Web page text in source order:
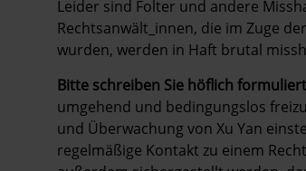
Leider sind Folter und andere
Rechtsanwält_innen, die im Zuge
wurden, werden in Haft brutal
Bitte schreiben Sie höflich
umgehend und bedingungslos
und Überwachung von Xu Yan
regelmäßige Kontakt zu einem